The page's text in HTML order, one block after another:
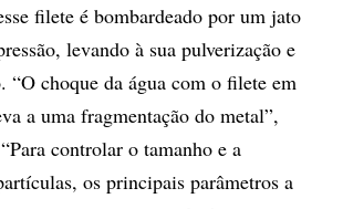
filete é bombardeado por um jato
levando à sua pulverização e
“O choque da água com o filete em
a uma fragmentação do metal”,
controlar o tamanho e a
os principais parâmetros a